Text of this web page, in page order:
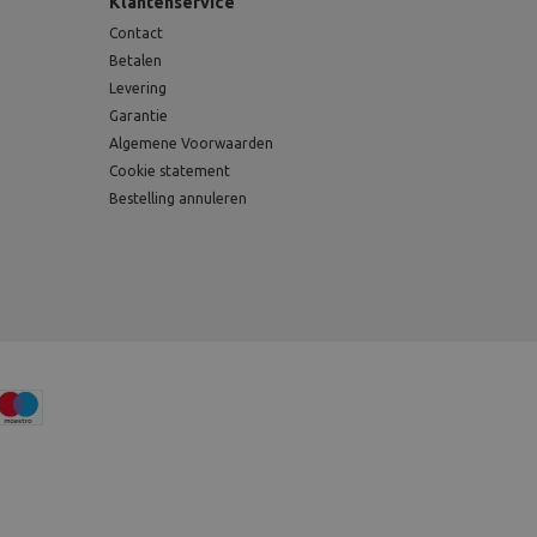
Contact
Betalen
Levering
Garantie
Algemene Voorwaarden
Cookie statement
Bestelling annuleren